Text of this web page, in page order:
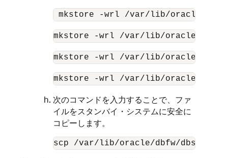
mkstore -wrl /var/lib/oracle/dbfw/
mkstore -wrl /var/lib/oracle/dbfw/
mkstore -wrl /var/lib/oracle/dbfw/
mkstore -wrl /var/lib/oracle/dbfw/
次のコマンドを入力することで、ファ
イルをスタンバイ・システムに安全に
コピーします。
scp /var/lib/oracle/dbfw/dbs/